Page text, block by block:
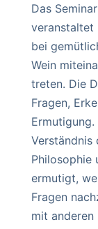
Das
veranstaltet
bei
Wein
treten. Die
Fragen,
Verständnis
Philosophie
ermutigt,
Fragen
mit